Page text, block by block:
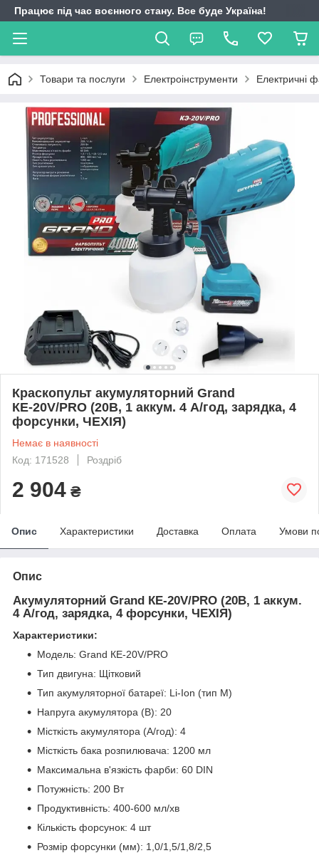
Працює під час воєнного стану. Все буде Україна!
Товари та послуги Електроінструменти Електричні
Краскопульт акумуляторний Grand
КЕ-20V/PRO (20В, 1 аккум. 4 А/год, зарядка, 4
форсунки, ЧЕХІЯ)
Немає в наявності
Код: 171528
Роздріб
2 904 ₴
Опис Характеристики Доставка Оплата Умови
Опис
Акумуляторний Grand КЕ-20V/PRO (20В, 1 аккум.
4 А/год, зарядка, 4 форсунки, ЧЕХІЯ)
Характеристики:
Модель: Grand КЕ-20V/PRO
Тип двигуна: Щітковий
Тип акумуляторної батареї: Li-Ion (тип М)
Напруга акумулятора (В): 20
Місткість акумулятора (А/год): 4
Місткість бака розпилювача: 1200 мл
Максимальна в'язкість фарби: 60 DIN
Потужність: 200 Вт
Продуктивність: 400-600 мл/хв
Кількість форсунок: 4 шт
Розмір форсунки (мм): 1,0/1,5/1,8/2,5